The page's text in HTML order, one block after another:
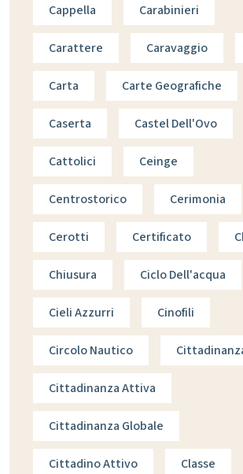
Cappella Carabinieri
Carattere Caravaggio
Carta Carte Geografiche
Caserta Castel Dell'Ovo
Cattolici Ceinge
Centrostorico Cerimonia
Cerotti Certificato
Chiusura Ciclo Dell'acqua
Cieli Azzurri Cinofili
Circolo Nautico
Cittadinanza Attiva
Cittadinanza Globale
Cittadino Attivo Classe